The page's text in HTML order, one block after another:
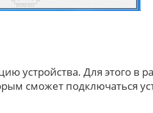
устройства. Для этого в
сможет подключаться